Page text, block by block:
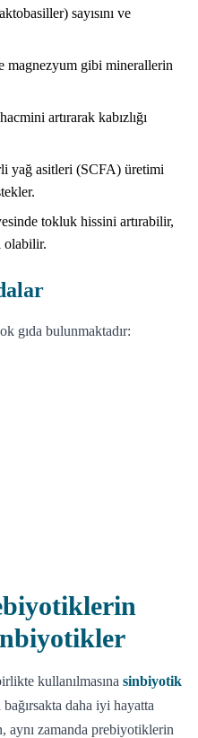
sayısını ve
magnezyum gibi minerallerin
artırarak kabızlığı
yağ asitleri (SCFA) üretimi
tokluk hissini artırabilir,
olabilir.
gıda bulunmaktadır:
kullanılmasına sinbiyotik
daha iyi hayatta
aynı zamanda prebiyotiklerin